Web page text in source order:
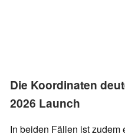
Die Koordinaten
2026 Launch
In beiden Fällen ist